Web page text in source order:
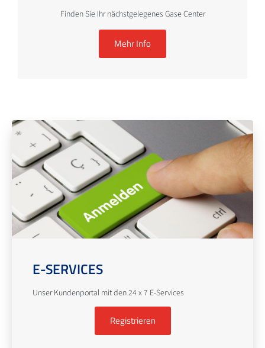
Finden Sie Ihr nächstgelegenes Gase Center
Mehr Info
E-SERVICES
Unser Kundenportal mit den 24 x 7 E-Services
Registrieren